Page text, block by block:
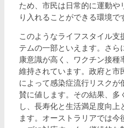
ため、市民は日常的に運動や
り入れることができる環境で
このようなライフスタイル支
テムの一部といえます。さら
康意識が高く、ワクチン接種
維持されています。政府と市
によって感染症流行リスクが
賛に値します。その結果、多
し、長寿化と生活満足度向上
ます。オーストラリアでは今